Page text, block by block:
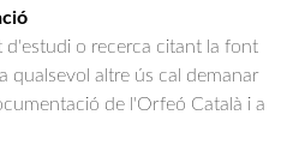
d'estudi o recerca citant la font
qualsevol altre ús cal demanar
de l'Orfeó Català i a